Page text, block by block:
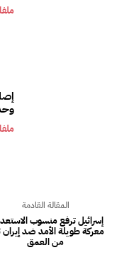
المقالة القادمة
إسرائيل ترفع منسوب
معركة طويلة الأمد ضد إيران
من العمق